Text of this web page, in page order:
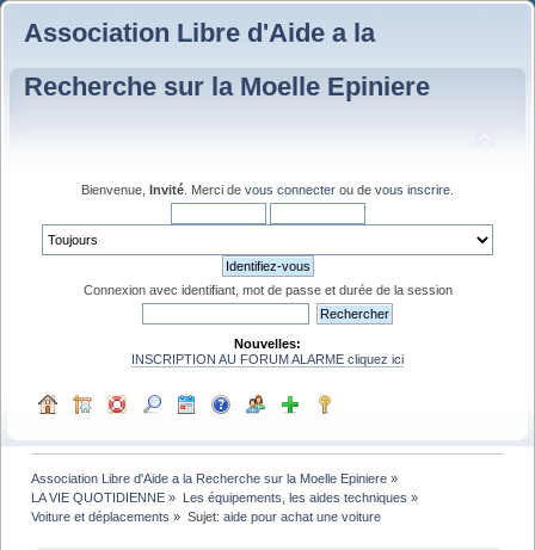
Association Libre d'Aide a la
Recherche sur la Moelle Epiniere
Bienvenue, Invité . Merci de vous connecter ou de vous inscrire
Connexion avec identifiant, mot de passe et durée de la session
Nouvelles:
INSCRIPTION AU FORUM ALARME cliquez ici
Association Libre d'Aide a la Recherche sur la Moelle Epiniere »
LA VIE QUOTIDIENNE » Les équipements, les aides techniques »
Voiture et déplacements » Sujet: aide pour achat une voiture